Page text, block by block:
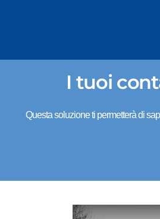
I tuoi
Questa soluzione ti permetterà di